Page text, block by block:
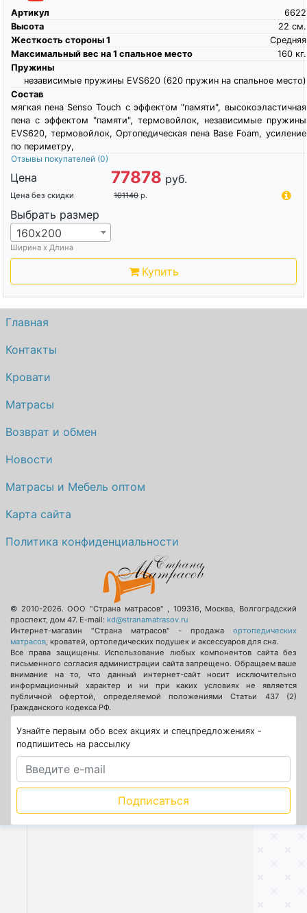
Артикул
6622
Высота
см.
22
Жесткость стороны 1
Средняя
Максимальный вес на 1 спальное место
кг.
160
Пружины
независимые пружины EVS620 (620 пружин на спальное место)
Состав
мягкая пена Senso Touch c эффектом "памяти", высокоэластичная
пена c эффектом "памяти", термовойлок, независимые пружины
EVS620, термовойлок, Ортопедическая пена Base Foam, усиление
по периметру,
Отзывы покупателей (0)
Цена 77878 руб.
Цена без скидки 101140 р.
Выбрать размер
160х200
Ширина х Длина
Купить
Главная
Контакты
Кровати
Матрасы
Возврат и обмен
Новости
Матрасы и Мебель оптом
Карта сайта
Политика конфиденциальности
© 2010-2026.ООО "Страна матрасов" , 109316, Москва, Волгоградский
проспект, дом 47. E-mail: kd@stranamatrasov.ru
Интернет-магазин "Страна матрасов" - продажа ортопедических
матрасов, кроватей, ортопедических подушек и аксессуаров для сна.
Все права защищены. Использование любых компонентов сайта без
письменного согласия администрации сайта запрещено. Обращаем ваше
внимание на то, что данный интернет-сайт носит исключительно
информационный характер и ни при каких условиях не является
публичной офертой, определяемой положениями Статьи 437 (2)
Гражданского кодекса РФ.
Узнайте первым обо всех акциях и спецпредложениях -
подпишитесь на рассылку